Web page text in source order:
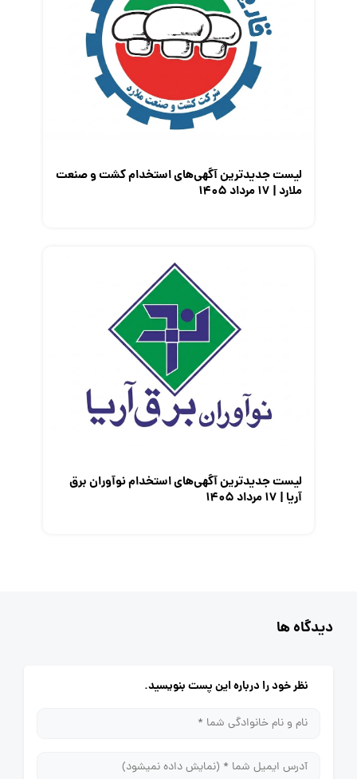
لیست جدیدترین آگهی‌های استخدام کشت و صنعت
ملارد | ۱۷ مرداد ۱۴۰۵
لیست جدیدترین آگهی‌های استخدام نوآوران برق
آریا | ۱۷ مرداد ۱۴۰۵
دیدگاه ها
نظر خود را درباره این پست بنویسید.